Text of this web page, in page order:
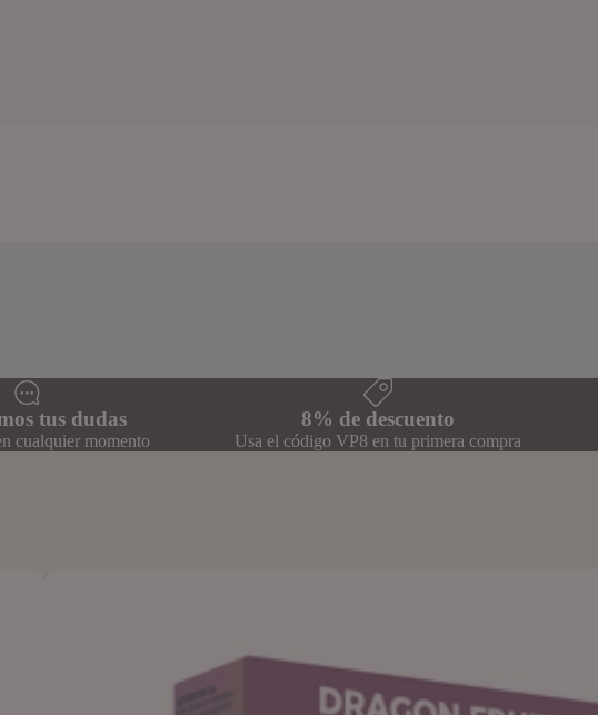
tus dudas
cualquier momento
8% de descuento
Usa el código VP8 en tu primera compra